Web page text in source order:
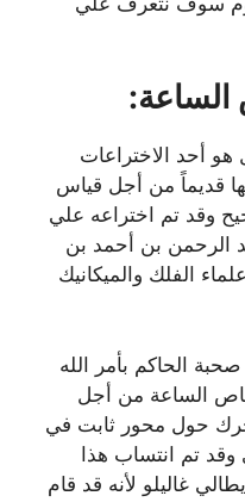
هو أحد الاختراعات
قديماً من أجل قياس
وقد تم اختراعه علي
الرحمن بن أحمد بن
الفلك والميكانيك
الحاكم بأمر الله
الساعة من أجل
حول محور ثابت في
تم انتساب هذا
غاليلو لأنه قد قام